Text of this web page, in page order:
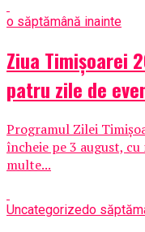
o săptămână inainte
Ziua Timișoarei
patru zile de
Programul Zilei
încheie pe 3 august,
multe...
Uncategorizedo